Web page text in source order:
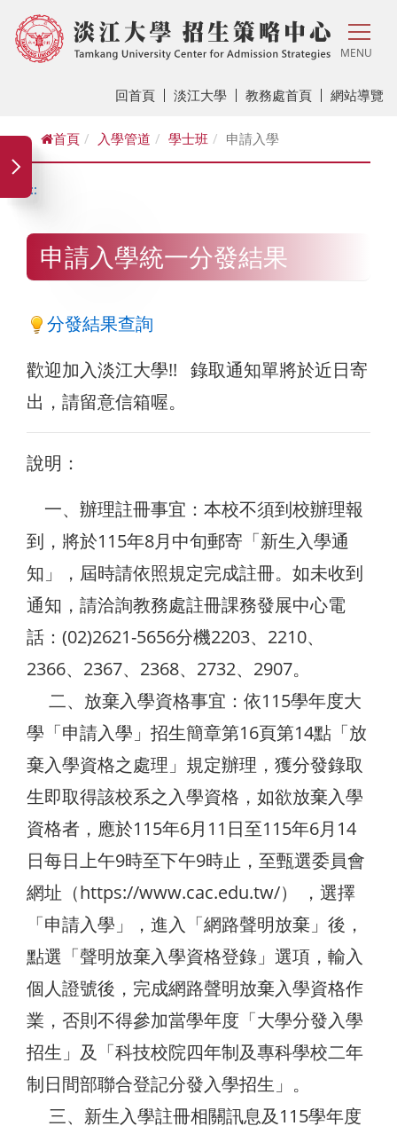
MENU
回首頁 淡江大學 教務處首頁 網站導覽
首頁 入學管道 學士班 申請入學
:::
申請入學統一分發結果
分發結果查詢
歡迎加入淡江大學!! 錄取通知單將於近日寄
出，請留意信箱喔。
說明：
一、辦理註冊事宜：本校不須到校辦理報
到，將於115年8月中旬郵寄「新生入學通
知」，屆時請依照規定完成註冊。如未收到
通知，請洽詢教務處註冊課務發展中心電
話：(02)2621-5656分機2203、2210、
2366、2367、2368、2732、2907。
二、放棄入學資格事宜：依115學年度大
學「申請入學」招生簡章第16頁第14點「放
棄入學資格之處理」規定辦理，獲分發錄取
生即取得該校系之入學資格，如欲放棄入學
資格者，應於115年6月11日至115年6月14
日每日上午9時至下午9時止，至甄選委員會
網址（https://www.cac.edu.tw/） ，選擇
「申請入學」，進入「網路聲明放棄」後，
點選「聲明放棄入學資格登錄」選項，輸入
個人證號後，完成網路聲明放棄入學資格作
業，否則不得參加當學年度「大學分發入學
招生」及「科技校院四年制及專科學校二年
制日間部聯合登記分發入學招生」。
三、新生入學註冊相關訊息及115學年度